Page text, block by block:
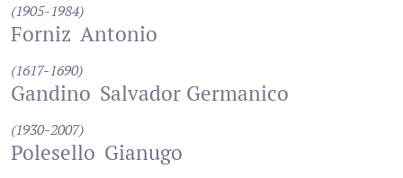
(1905-1984)
Forniz Antonio
(1617-1690)
Gandino Salvador Germanico
(1930-2007)
Polesello Gianugo